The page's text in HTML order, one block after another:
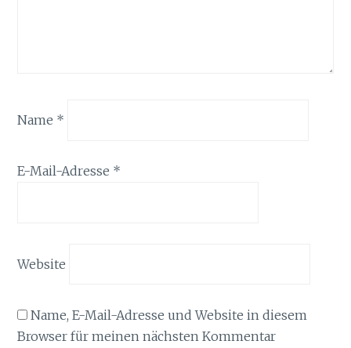
Name *
E-Mail-Adresse *
Website
Name, E-Mail-Adresse und Website in diesem
Browser für meinen nächsten Kommentar